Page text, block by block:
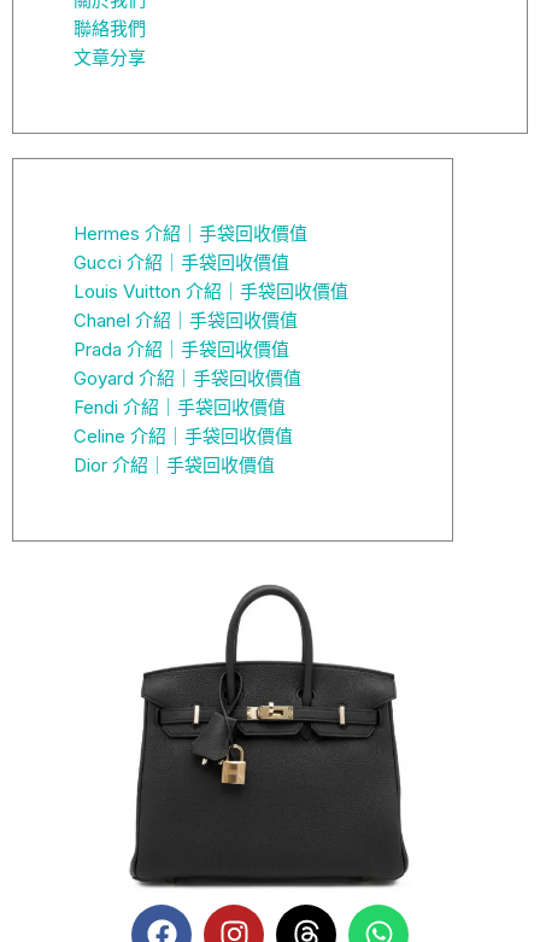
聯絡我們
文章分享
Hermes 介紹｜手袋回收價值
Gucci 介紹｜手袋回收價值
Louis Vuitton 介紹｜手袋回收價值
Chanel 介紹｜手袋回收價值
Prada 介紹｜手袋回收價值
Goyard 介紹｜手袋回收價值
Fendi 介紹｜手袋回收價值
Celine 介紹｜手袋回收價值
Dior 介紹｜手袋回收價值
F
I
T
W